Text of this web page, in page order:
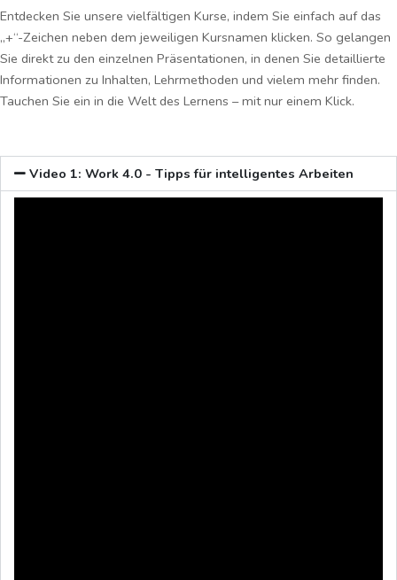
Entdecken Sie unsere vielfältigen Kurse, indem Sie einfach auf das
„+“-Zeichen neben dem jeweiligen Kursnamen klicken. So gelangen
Sie direkt zu den einzelnen Präsentationen, in denen Sie detaillierte
Informationen zu Inhalten, Lehrmethoden und vielem mehr finden.
Tauchen Sie ein in die Welt des Lernens – mit nur einem Klick.
Video 1: Work 4.0 - Tipps für intelligentes Arbeiten